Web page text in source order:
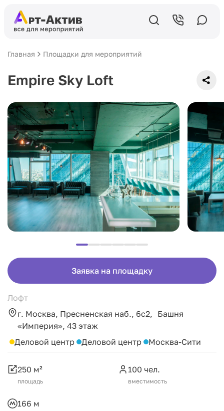
Главная Площадки для мероприятий
Empire Sky Loft
Заявка на площадку
Лофт
г. Москва, Пресненская наб., 6с2, Башня
«Империя», 43 этаж
Деловой центр
Деловой центр Москва-Сити
250 м²
площадь
100 чел.
вместимость
166 м